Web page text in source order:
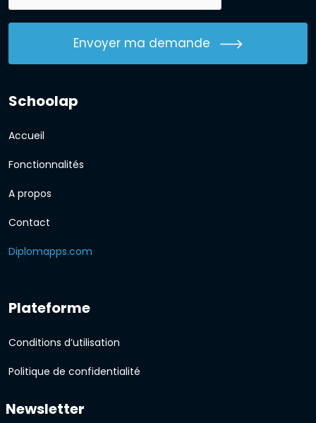
Envoyer ma demande
Schoolap
Accueil
Fonctionnalités
A propos
Contact
Diplomapps.com
Plateforme
Conditions d’utilisation
Politique de confidentialité
Newsletter